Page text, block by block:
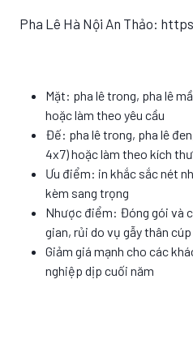
Pha Lê Hà Nội An Thảo:
Mặt: pha lê trong, pha lê
hoặc làm theo yêu cầu
Đế: pha lê trong, pha lê
4x7) hoặc làm theo kích
Ưu điểm: in khắc sắc nét
kèm sang trọng
Nhược điểm: Đóng gói và
gian, rủi do vụ gẫy thân cúp
Giảm giá mạnh cho các
nghiệp dịp cuối năm